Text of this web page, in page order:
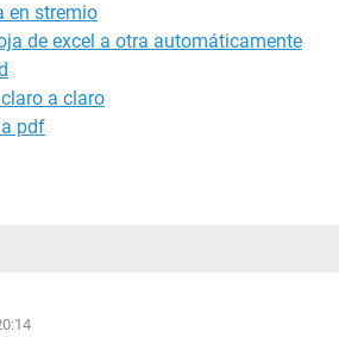
en stremio
de excel a otra automáticamente
a claro
pdf